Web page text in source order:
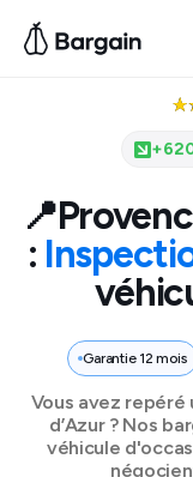
+
📍
:
Garantie 12 mois
Vous avez repéré
d’Azur? Nos
véhicule